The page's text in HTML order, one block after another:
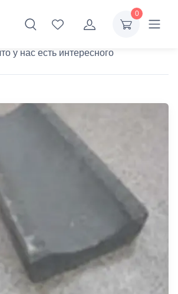
0
Каталог
у нас есть интересного